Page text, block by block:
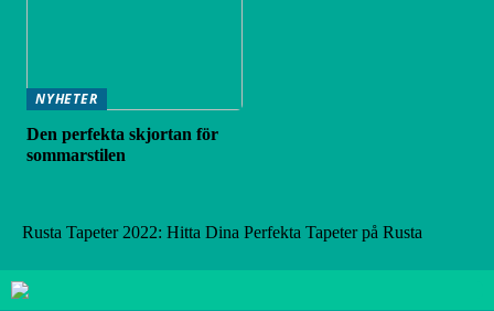
NYHETER
Den perfekta skjortan för
sommarstilen
Rusta Tapeter 2022: Hitta Dina Perfekta Tapeter på Rusta